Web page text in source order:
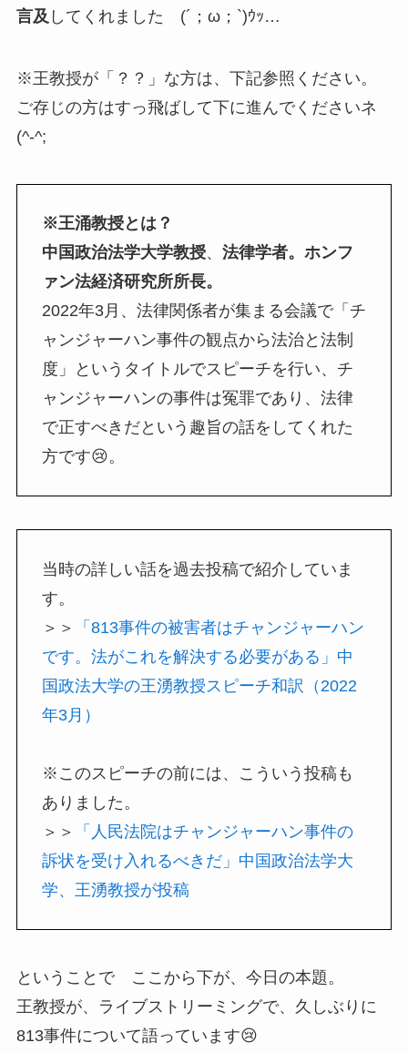
言及 してくれました (´；ω；`)ｳｯ…
※王教授が「？？」な方は、下記参照ください。
ご存じの方はすっ飛ばして下に進んでくださいネ
(^-^;
※王涌教授とは？
中国政治法学大学教授、 法律学者。ホンフ
ァン法経済研究所所長。
2022年3月、法律関係者が集まる会議で「チ
ャンジャーハン事件の観点から法治と法制
度」というタイトルでスピーチを行い、チ
ャンジャーハンの事件は冤罪であり、法律
で正すべきだという趣旨の話をしてくれた
方です😢。
当時の詳しい話を過去投稿で紹介していま
す。
＞＞
「813事件の被害者はチャンジャーハン
です。法がこれを解決する必要がある」中
国政法大学の王湧教授スピーチ和訳（2022
年3月）
※このスピーチの前には、こういう投稿も
ありました。
＞＞
「人民法院はチャンジャーハン事件の
訴状を受け入れるべきだ」中国政治法学大
学、王湧教授が投稿
ということで ここから下が、今日の本題。
王教授が、ライブストリーミングで、久しぶりに
813事件について語っています😢